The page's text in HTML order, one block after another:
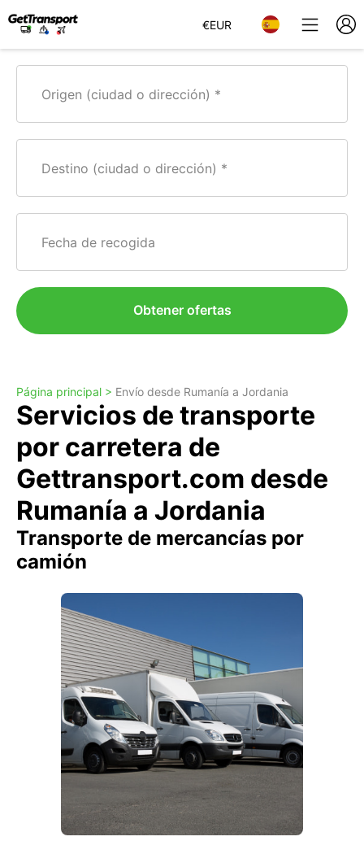
€EUR
Origen (ciudad o dirección)
Destino (ciudad o dirección)
Fecha de recogida
Obtener ofertas
Página principal > Envío desde Rumanía a Jordania
Servicios de transporte
por carretera de
Gettransport.com desde
Rumanía a Jordania
Transporte de mercancías por
camión